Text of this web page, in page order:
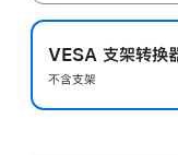
VESA 支架转换
不含支架